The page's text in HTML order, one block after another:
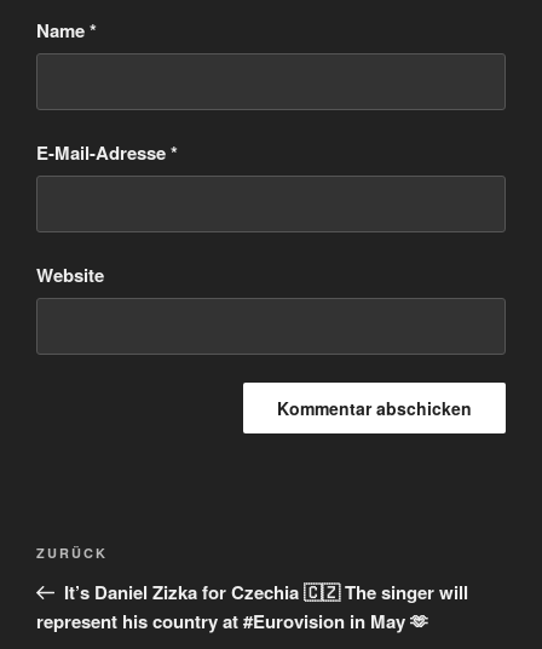
Name*
E-Mail-Adresse*
Website
Beitragsnavigation
Vorheriger
Beitrag
ZURÜCK
It’s Daniel Zizka for Czechia 🇨🇿 The singer will
represent his country at #Eurovision in May 🫶